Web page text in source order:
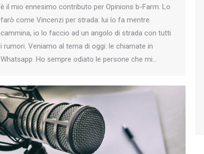
è il mio ennesimo contributo per Opinions b-Farm. Lo
farò come Vincenzi per strada: lui lo fa mentre
cammina, io lo faccio ad un angolo di strada con tutti
i rumori. Veniamo al tema di oggi: le chiamate in
Whatsapp. Ho sempre odiato le persone che mi…